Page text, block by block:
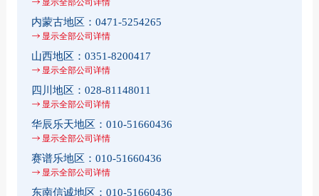
内蒙古地区： 0471-5254265
显示全部公司详情
山西地区： 0351-8200417
显示全部公司详情
四川地区： 028-81148011
显示全部公司详情
华辰乐天地区： 010-51660436
显示全部公司详情
赛谱乐地区： 010-51660436
显示全部公司详情
东南信诚地区： 010-51660436